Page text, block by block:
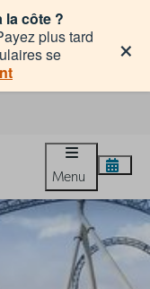
la côte ?
plus tard
se
×
Menu